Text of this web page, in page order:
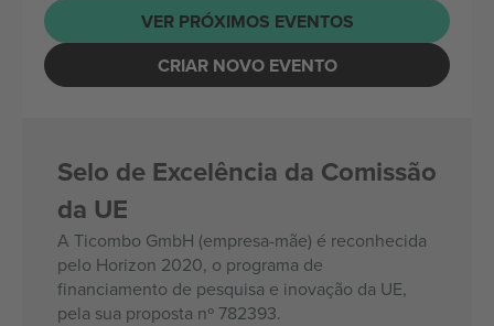
VER PRÓXIMOS EVENTOS
CRIAR NOVO EVENTO
Selo de Excelência da Comissão
da UE
A Ticombo GmbH (empresa-mãe) é reconhecida
pelo Horizon 2020, o programa de
financiamento de pesquisa e inovação da UE,
pela sua proposta nº 782393.